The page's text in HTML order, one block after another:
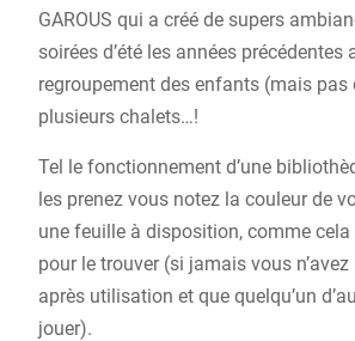
GAROUS qui a créé de supers
soirées d’été les années précédentes
regroupement des enfants (mais pas
plusieurs chalets…!
Tel le fonctionnement d’une
les prenez vous notez la couleur de
une feuille à disposition, comme cela
pour le trouver (si jamais vous
après utilisation et que quelqu’un
jouer).